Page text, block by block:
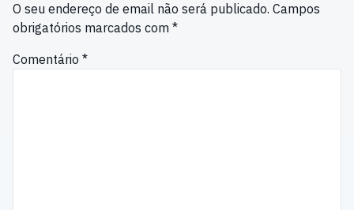
O seu endereço de email não será publicado. Campos
obrigatórios marcados com *
Comentário *